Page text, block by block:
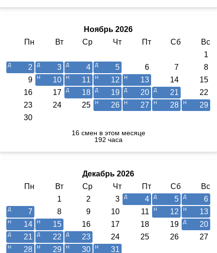
Ноябрь 2026
Пн
Вт Ср Чт Пт Сб
Вс
1
2
3 4 5 6 7
8
9
10 11 12 13 14
15
16
17 18 19 20 21
22
23
24 25 26 27 28
29
30
16 смен в этом месяце
192 часа
Декабрь 2026
Пн
Вт Ср Чт Пт Сб
Вс
1
2 3 4 5
6
7
8 9 10 11 12
13
14
15 16 17 18 19
20
21
22 23 24 25 26
27
28
29 30 31